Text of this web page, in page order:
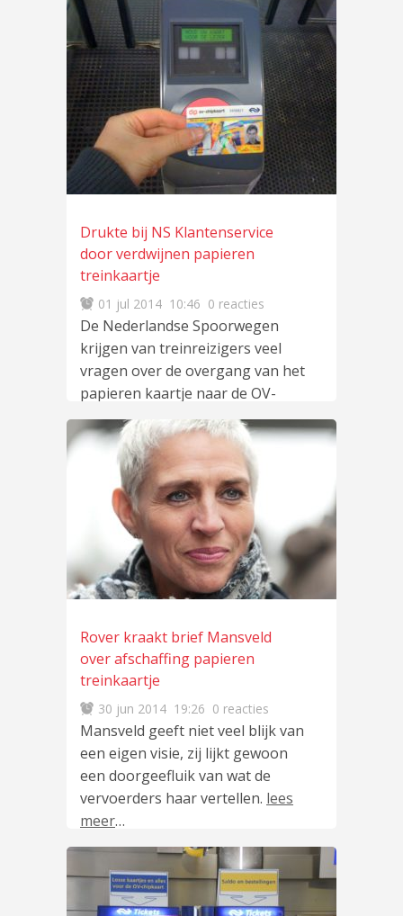
Drukte bij NS Klantenservice
door verdwijnen papieren
treinkaartje
01 jul 2014 10:46 0 reacties
De Nederlandse Spoorwegen
krijgen van treinreizigers veel
vragen over de overgang van het
papieren kaartje naar de OV-
chipkaart. Het spoorbedrijflees
meer…
Rover kraakt brief Mansveld
over afschaffing papieren
treinkaartje
30 jun 2014 19:26 0 reacties
Mansveld geeft niet veel blijk van
een eigen visie, zij lijkt gewoon
een doorgeefluik van wat de
vervoerders haar vertellen. lees
meer…